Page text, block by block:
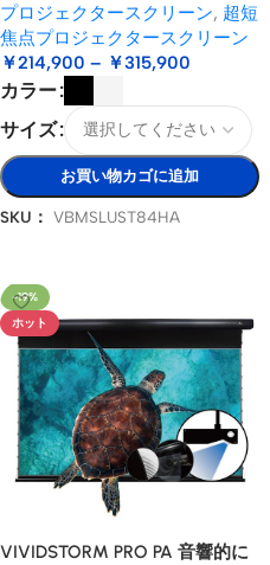
ーザープロジェクター用
プロジェクタースクリーン, 超短
焦点プロジェクタースクリーン
￥214,900 – ￥315,900
カラー
サイズ
お買い物カゴに追加
SKU： VBMSLUST84HA
-19%
ホット
VIVIDSTORM PRO PA 音響的に